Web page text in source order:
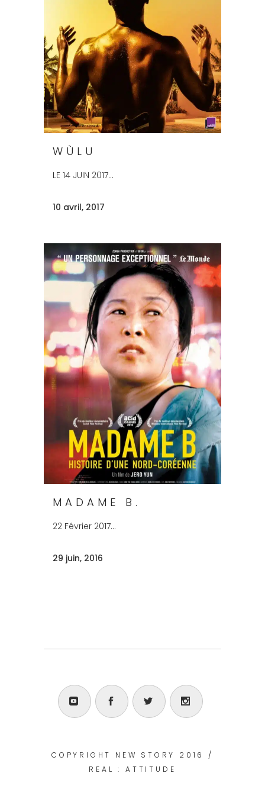
WÙLU
LE 14 JUIN 2017...
10 avril, 2017
MADAME B.
22 Février 2017...
29 juin, 2016
COPYRIGHT NEW STORY 2016 /
REAL : ATTITUDE